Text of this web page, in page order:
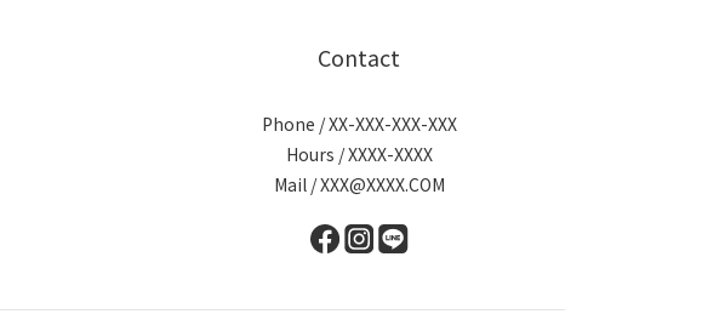
Contact
Phone / XX-XXX-XXX-XXX
Hours / XXXX-XXXX
Mail / XXX@XXXX.COM